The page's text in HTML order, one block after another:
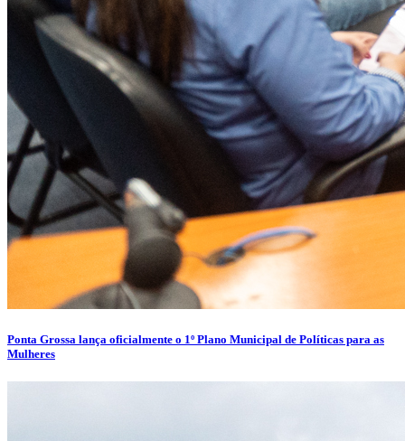
Ponta Grossa lança oficialmente o 1º Plano Municipal de Políticas para as
Mulheres